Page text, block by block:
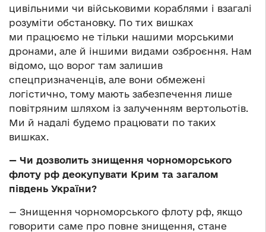
цивільними чи військовими кораблями і взагалі
розуміти обстановку. По тих вишках
ми працюємо не тільки нашими морськими
дронами, але й іншими видами озброєння. Нам
відомо, що ворог там залишив
спецпризначенців, але вони обмежені
логістично, тому мають забезпечення лише
повітряним шляхом із залученням вертольотів.
Ми й надалі будемо працювати по таких
вишках.
— Чи дозволить знищення чорноморського
флоту рф деокупувати Крим та загалом
південь України?
— Знищення чорноморського флоту рф, якщо
говорити саме про повне знищення, стане